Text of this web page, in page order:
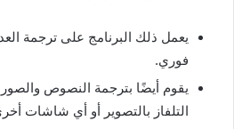
يعمل ذلك البرنامج على ترجمة
فوري.
يقوم أيضًا بترجمة النصوص
التلفاز بالتصوير أو أي شاشات